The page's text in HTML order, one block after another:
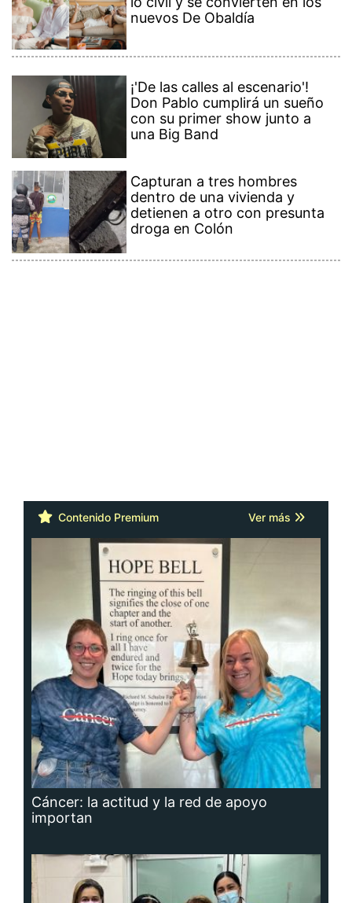
nuevos De Obaldía
¡'De las calles al escenario'!
Don Pablo cumplirá un sueño
con su primer show junto a
una Big Band
Capturan a tres hombres
dentro de una vivienda y
detienen a otro con presunta
droga en Colón
Contenido Premium Ver más
Cáncer: la actitud y la red de apoyo
importan